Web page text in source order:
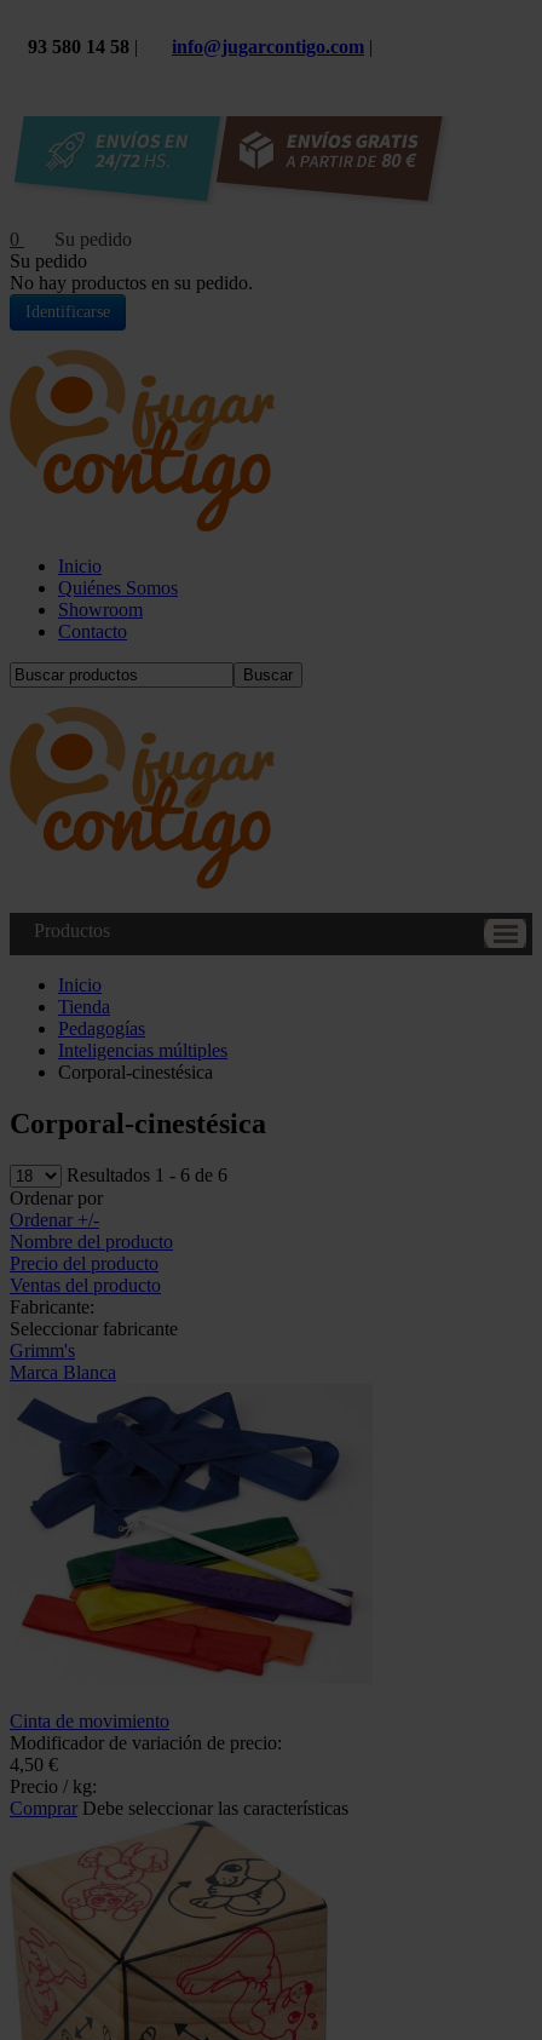
93 580 14 58 | info@jugarcontigo.com |
0
Su pedido
No hay productos en su pedido.
Identificarse
Inicio
Quiénes Somos
Showroom
Contacto
Buscar
Productos
Inicio
Tienda
Pedagogías
Inteligencias múltiples
Corporal-cinestésica
Corporal-cinestésica
Resultados 1 - 6 de 6
Ordenar por
Ordenar +/-
Nombre del producto
Precio del producto
Ventas del producto
Fabricante:
Seleccionar fabricante
Grimm's
Marca Blanca
Cinta de movimiento
Modificador de variación de precio:
4,50 €
Precio / kg:
Comprar Debe seleccionar las características